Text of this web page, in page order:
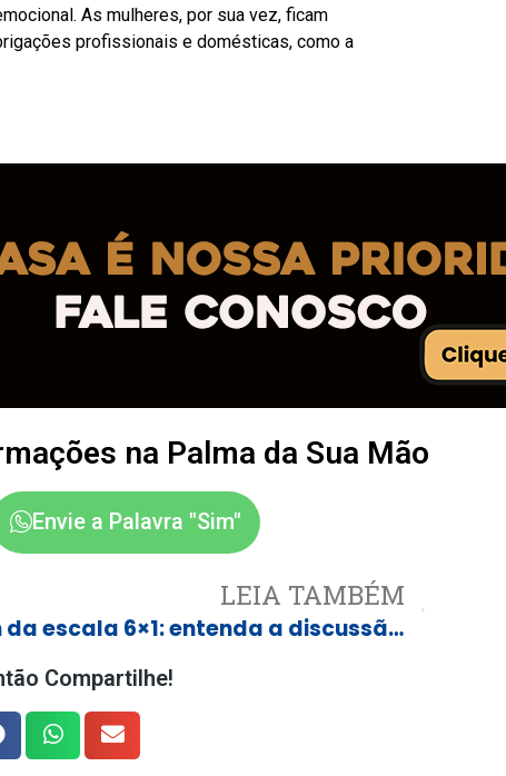
As mulheres, por sua vez, ficam
profissionais e domésticas, como a
na Palma da Sua Mão
Envie a Palavra "Sim"
LEIA TAMBÉM
Fim da escala 6×1: entenda a discussão no Congresso e os argumentos a favor e contra
Compartilhe!